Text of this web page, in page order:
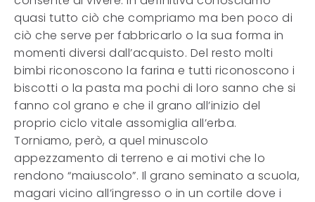
quasi tutto ciò che compriamo ma ben poco di
ciò che serve per fabbricarlo o la sua forma in
momenti diversi dall’acquisto. Del resto molti
bimbi riconoscono la farina e tutti riconoscono i
biscotti o la pasta ma pochi di loro sanno che si
fanno col grano e che il grano all’inizio del
proprio ciclo vitale assomiglia all’erba.
Torniamo, però, a quel minuscolo
appezzamento di terreno e ai motivi che lo
rendono “maiuscolo”. Il grano seminato a scuola,
magari vicino all’ingresso o in un cortile dove i